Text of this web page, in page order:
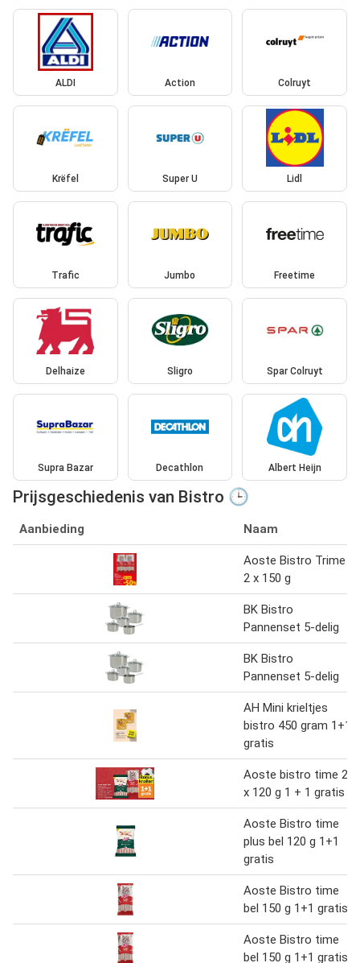
ALDI Action Colruyt
Krëfel Super U Lidl
Trafic Jumbo Freetime
Delhaize Sligro Spar Colruyt
Supra Bazar Decathlon Albert Heijn
Prijsgeschiedenis van Bistro 🕒
Aanbieding Naam
Aoste Bistro Trime
2 x 150 g
BK Bistro
Pannenset 5-delig
BK Bistro
Pannenset 5-delig
AH Mini krieltjes
bistro 450 gram 1+1
gratis
Aoste bistro time 2
x 120 g 1 + 1 gratis
Aoste Bistro time
plus bel 120 g 1+1
gratis
Aoste Bistro time
bel 150 g 1+1 gratis
Aoste Bistro time
bel 150 g 1+1 gratis